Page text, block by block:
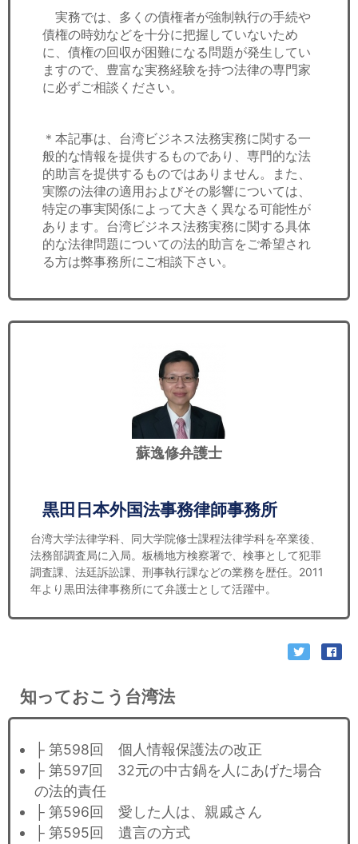
実務では、多くの債権者が強制執行の手続や
債権の時効などを十分に把握していないため
に、債権の回収が困難になる問題が発生してい
ますので、豊富な実務経験を持つ法律の専門家
に必ずご相談ください。
＊本記事は、台湾ビジネス法務実務に関する一
般的な情報を提供するものであり、専門的な法
的助言を提供するものではありません。また、
実際の法律の適用およびその影響については、
特定の事実関係によって大きく異なる可能性が
あります。台湾ビジネス法務実務に関する具体
的な法律問題についての法的助言をご希望され
る方は弊事務所にご相談下さい。
蘇逸修弁護士
黒田日本外国法事務律師事務所
台湾大学法律学科、同大学院修士課程法律学科を卒業後、
法務部調査局に入局。板橋地方検察署で、検事として犯罪
調査課、法廷訴訟課、刑事執行課などの業務を歴任。2011
年より黒田法律事務所にて弁護士として活躍中。
知っておこう台湾法
├ 第598回 個人情報保護法の改正
├ 第597回 32元の中古鍋を人にあげた場合
の法的責任
├ 第596回 愛した人は、親戚さん
├ 第595回 遺言の方式